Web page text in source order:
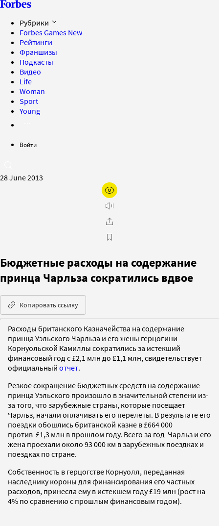
Рубрики
Forbes Games New
Рейтинги
Франшизы
Подкасты
Видео
Life
Woman
Sport
Young
Войти
28 June 2013
Бюджетные расходы на содержание
принца Чарльза сократились вдвое
Копировать ссылку
Расходы британского Казначейства на содержание
принца Уэльского Чарльза и его жены герцогини
Корнуольской Камиллы сократились за истекший
финансовый год с £2,1 млн до £1,1 млн, свидетельствует
официальный отчет.
Резкое сокращение бюджетных средств на содержание
принца Уэльского произошло в значительной степени из-
за того, что зарубежные страны, которые посещает
Чарльз, начали оплачивать его перелеты. В результате его
поездки обошлись британской казне в £664 000
против £1,3 млн в прошлом году. Всего за год Чарльз и его
жена проехали около 93 000 км в зарубежных поездках и
поездках по стране.
Собственность в герцогстве Корнуолл, переданная
наследнику короны для финансирования его частных
расходов, принесла ему в истекшем году £19 млн (рост на
4% по сравнению с прошлым финансовым годом).